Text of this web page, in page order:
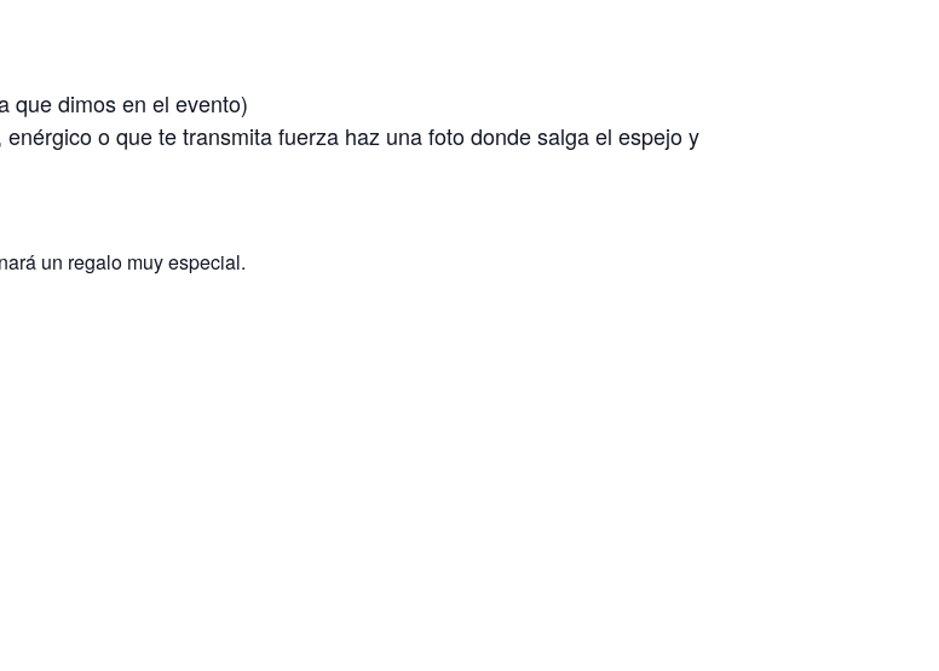
que dimos en el evento)​
o que te transmita fuerza haz una foto donde salga el espejo y
un regalo muy especial.